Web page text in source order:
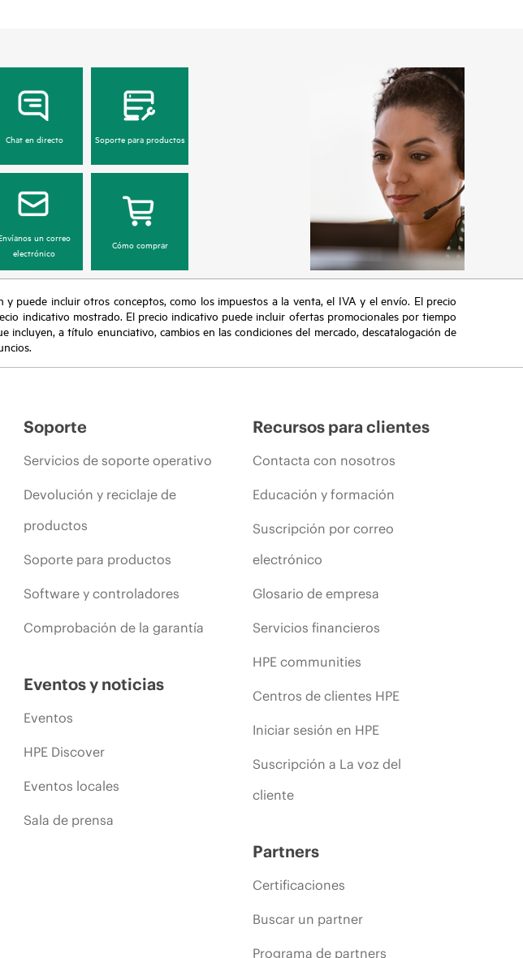
Chat en directo Soporte para productos
un correo
electrónico
Cómo comprar
puede incluir otros conceptos, como los impuestos a la venta, el IVA y el envío. El precio
indicativo mostrado. El precio indicativo puede incluir ofertas promocionales por tiempo
a título enunciativo, cambios en las condiciones del mercado, descatalogación de
Soporte
Servicios de soporte operativo
Devolución y reciclaje de
productos
Soporte para productos
Software y controladores
Comprobación de la garantía
Eventos y noticias
Eventos
HPE Discover
Eventos locales
Sala de prensa
Recursos para clientes
Contacta con nosotros
Educación y formación
Suscripción por correo
electrónico
Glosario de empresa
Servicios financieros
HPE communities
Centros de clientes HPE
Iniciar sesión en HPE
Suscripción a La voz del
cliente
Partners
Certificaciones
Buscar un partner
Programa de partners